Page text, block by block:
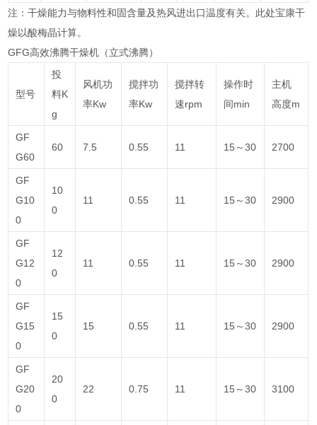
注：干燥能力与物料性和固含量及热风进出口温度有关。此处宝康干
燥以酸梅晶计算。
GFG高效沸腾干燥机（立式沸腾）
型号
投
料K
g
风机功
率Kw
搅拌功
率Kw
搅拌转
速rpm
操作时
间min
主机
高度m
GF
G60
60 7.5 0.55 11 15～30 2700
GF
G10
0
10
0
11 0.55 11 15～30 2900
GF
G12
0
12
0
11 0.55 11 15～30 2900
GF
G15
0
15
0
15 0.55 11 15～30 2900
GF
G20
0
20
0
22 0.75 11 15～30 3100